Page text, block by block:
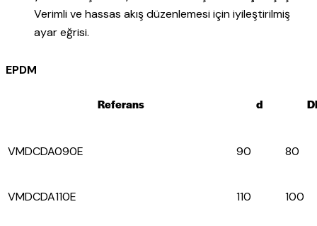
Verimli ve hassas akış düzenlemesi için iyileştirilmiş
ayar eğrisi.
EPDM
Referans d
VMDCDA090E 90 80
VMDCDA110E 110 100